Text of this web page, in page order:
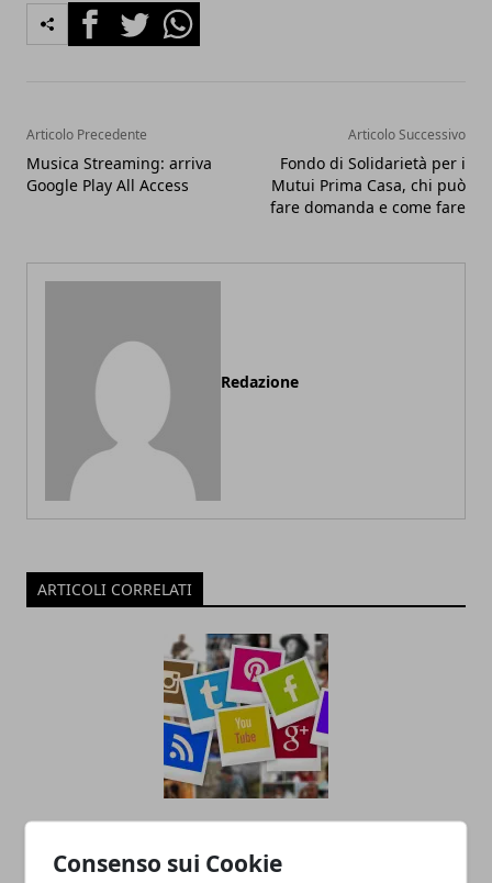
Consenso sui Cookie
FacebookTwitterWhatsapp
Articolo Precedente
Musica Streaming: arriva
Google Play All Access
Articolo Successivo
Fondo di Solidarietà per i
Mutui Prima Casa, chi può
fare domanda e come fare
Redazione
ARTICOLI CORRELATI
Il Ruolo dell'Analisi Dati nel Social Media
Marketing